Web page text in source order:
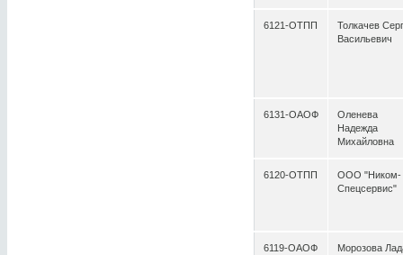
6121-ОТПП
Толкачев
Васильевич
6131-ОАОФ
Оленева
Надежда
Михайловна
6120-ОТПП
ООО "Ником-
Спецсервис"
6119-ОАОФ
Морозова